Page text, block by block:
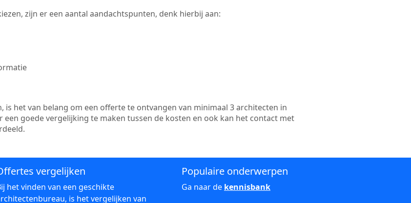
zijn er een aantal aandachtspunten, denk hierbij aan:
is het van belang om een offerte te ontvangen van minimaal 3 architecten in
een goede vergelijking te maken tussen de kosten en ook kan het contact met
vergelijken
het vinden van een geschikte
is het vergelijken van
Populaire onderwerpen
Ga naar de kennisbank